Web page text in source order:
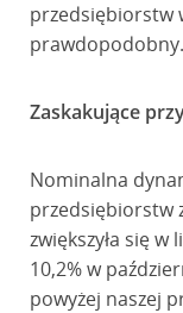
przedsiębiorstw
prawdopodobny.
Zaskakujące
Nominalna
przedsiębiorstw
zwiększyła się
10,2% w
powyżej naszej